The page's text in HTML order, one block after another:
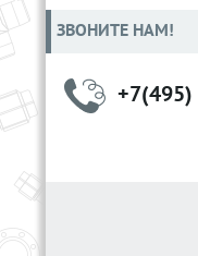
ЗВОНИТЕ НАМ!
+7(495)